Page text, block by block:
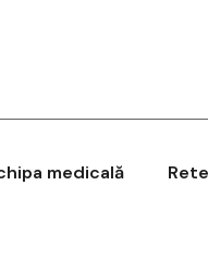
medicală